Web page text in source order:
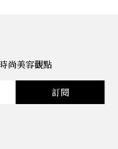
尚美容觀點
訂閱